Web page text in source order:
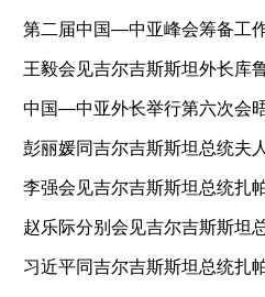
第二届中国—中亚峰会筹备工
王毅会见吉尔吉斯斯坦外长库
中国—中亚外长举行第六次会
彭丽媛同吉尔吉斯斯坦总统夫
李强会见吉尔吉斯斯坦总统扎
赵乐际分别会见吉尔吉斯斯坦
习近平同吉尔吉斯斯坦总统扎